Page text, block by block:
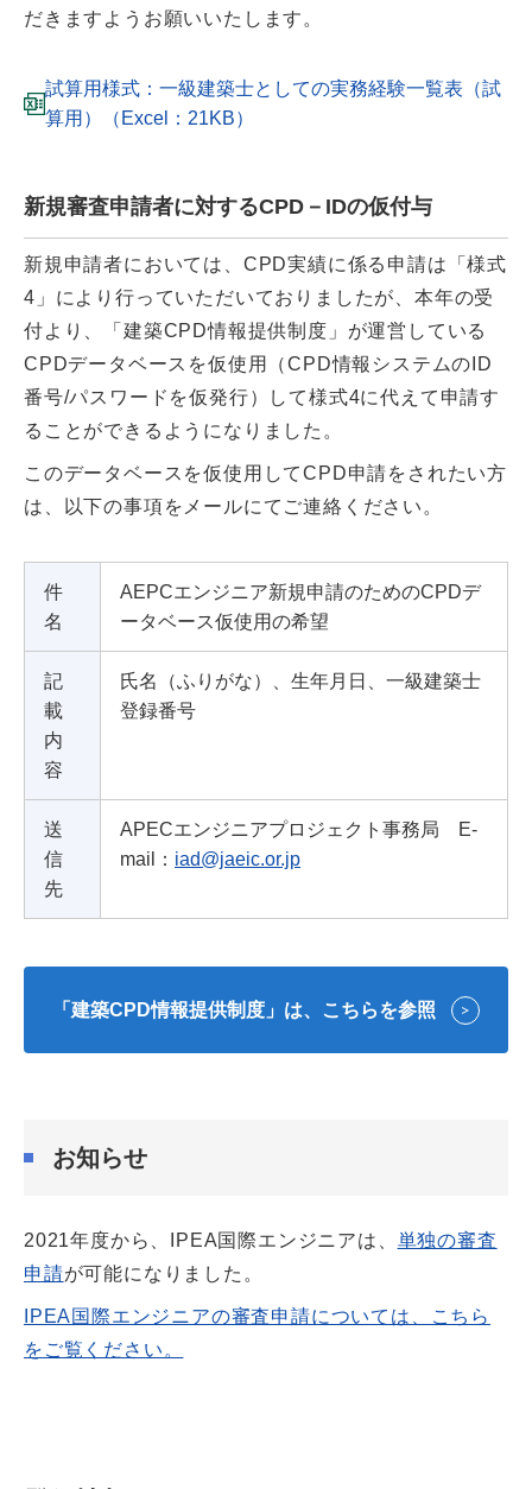
だきますようお願いいたします。
試算用様式：一級建築士としての実務経験一覧表（試
算用）（Excel：21KB）
新規審査申請者に対するCPD－IDの仮付与
新規申請者においては、CPD実績に係る申請は「様式
4」により行っていただいておりましたが、本年の受
付より、「建築CPD情報提供制度」が運営している
CPDデータベースを仮使用（CPD情報システムのID
番号/パスワードを仮発行）して様式4に代えて申請す
ることができるようになりました。
このデータベースを仮使用してCPD申請をされたい方
は、以下の事項をメールにてご連絡ください。
件
名
AEPCエンジニア新規申請のためのCPDデ
ータベース仮使用の希望
記
載
内
容
氏名（ふりがな）、生年月日、一級建築士
登録番号
送
信
先
APECエンジニアプロジェクト事務局 E-
mail： iad@jaeic.or.jp
「建築CPD情報提供制度」は、こちらを参照
お知らせ
2021年度から、IPEA国際エンジニアは、 単独の審査
申請が可能になりました。
IPEA国際エンジニアの審査申請については、こちら
をご覧ください。